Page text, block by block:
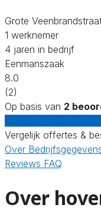
Grote
1 werknemer
4 jaren in bedrijf
Eenmanszaak
8.0
(2)
Op basis van 2
Vergelijk offertes &
Over
Reviews FAQ
Over